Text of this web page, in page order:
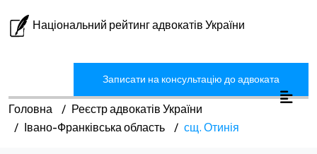
Національний рейтинг адвокатів України
Записати на консультацію до адвоката
Головна
Реєстр адвокатів України
Івано-Франківська область
сщ. Отинія